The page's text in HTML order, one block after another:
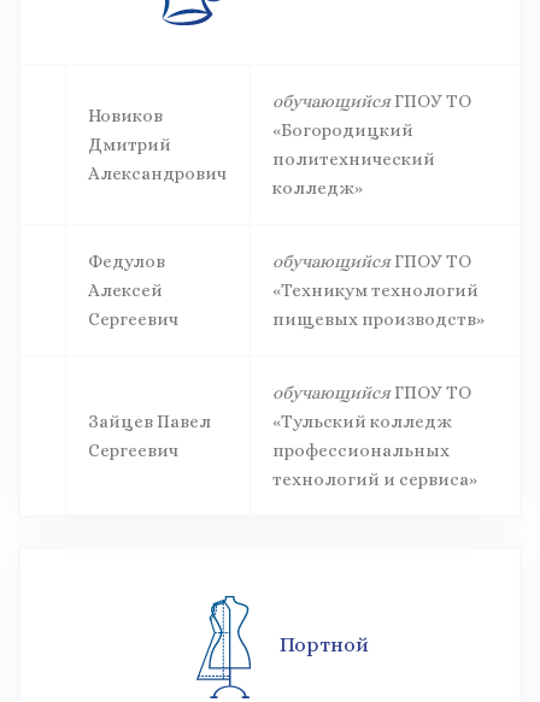
Новиков
Дмитрий
Александрович
обучающийсяГПОУ ТО
«Богородицкий
политехнический
колледж»
Федулов
Алексей
Сергеевич
обучающийсяГПОУ ТО
«Техникум технологий
пищевых производств»
Зайцев Павел
Сергеевич
обучающийсяГПОУ ТО
«Тульский колледж
профессиональных
технологий и сервиса»
Портной